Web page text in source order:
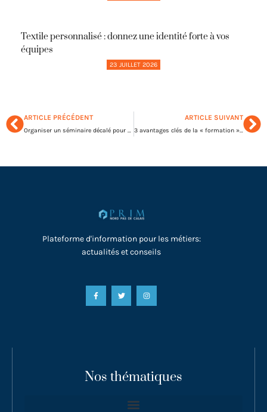
Textile personnalisé : donnez une identité forte à vos
équipes
23 JUILLET 2026
ARTICLE PRÉCÉDENT
Organiser un séminaire décalé pour votre entreprise : 10 idées d’activités insolites
ARTICLE SUIVANT
3 avantages clés de la « formation » des entrepreneurs indépendants
Plateforme d'information pour les métiers:
actualités et conseils
Nos thématiques